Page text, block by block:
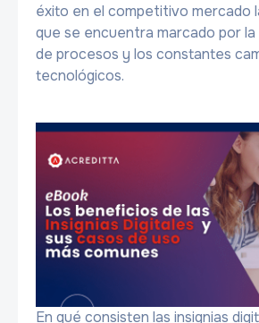
éxito en el competitivo mercado
que se encuentra marcado por
de procesos y los constantes
tecnológicos.
En qué consisten las insignias